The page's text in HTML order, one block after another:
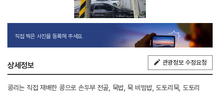
직접 찍은 사진을 등록해 주세요.
상세정보 관광정보 수정요청
콩리는 직접 재배한 콩으로 손두부 전골, 묵밥, 묵 비빔밥, 도토리묵, 도토리